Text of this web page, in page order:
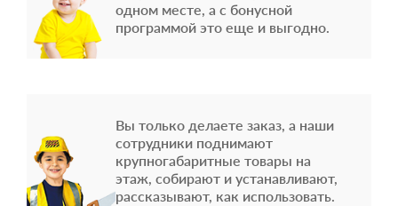
одном месте, а с бонусной
программой это еще и выгодно.
Вы только делаете заказ, а наши
сотрудники поднимают
крупногабаритные товары на
этаж, собирают и устанавливают,
рассказывают, как использовать.